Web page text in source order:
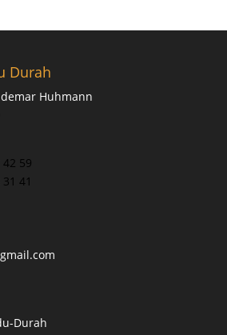
Durah
Huhmann
42 59
41
Durah